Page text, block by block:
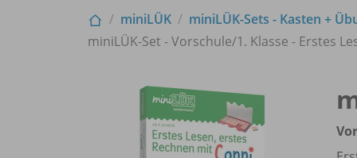
miniLÜK
miniLÜK-Sets - Kasten +
miniLÜK-Set - Vorschule/1. Klasse - Erstes